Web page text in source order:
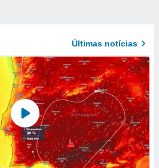
Últimas notícias